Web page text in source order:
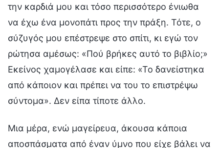
την καρδιά μου και τόσο περισσότερο ένιωθα
να έχω ένα μονοπάτι προς την πράξη. Τότε, ο
σύζυγός μου επέστρεψε στο σπίτι, κι εγώ τον
ρώτησα αμέσως: «Πού βρήκες αυτό το βιβλίο;»
Εκείνος χαμογέλασε και είπε: «Το δανείστηκα
από κάποιον και πρέπει να του το επιστρέψω
σύντομα». Δεν είπα τίποτε άλλο.
Μια μέρα, ενώ μαγείρευα, άκουσα κάποια
αποσπάσματα από έναν ύμνο που είχε βάλει να